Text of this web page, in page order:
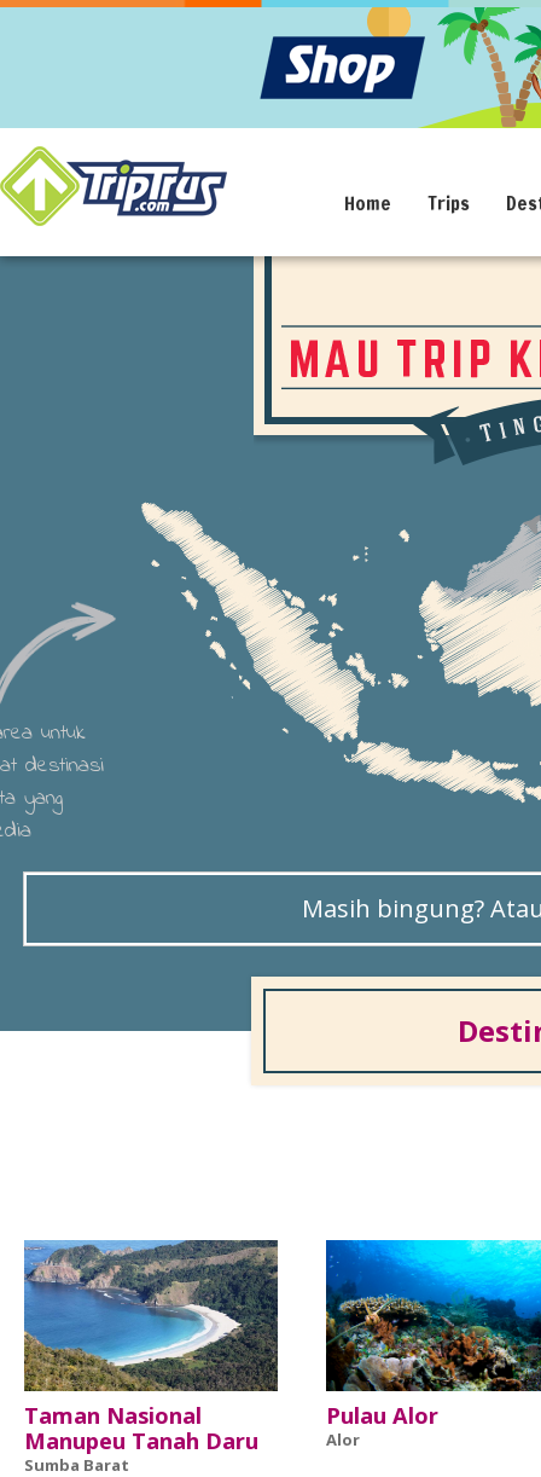
Home Trips
untuk
destinasi
yang
Masih bingung?
Taman Nasional
Manupeu Tanah Daru
Sumba Barat
Pulau Alor
Alor